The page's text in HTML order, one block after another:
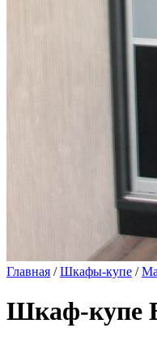
Главная /Шкафы-купе /
Шкаф-купе